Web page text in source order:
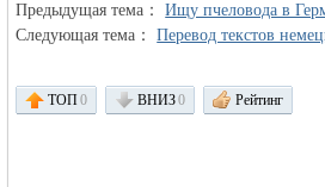
Предыдущая тема：Ищу пчеловода в
Следующая тема：Перевод текстов
ТОП0 ВНИЗ0 Рейтинг